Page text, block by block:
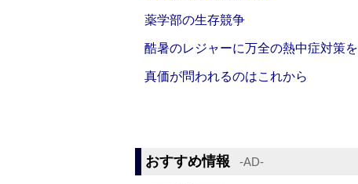
薬学部の生存競争
酷暑のレジャーに万全の熱中症対策を
真価が問われるのはこれから
おすすめ情報 ‐AD‐